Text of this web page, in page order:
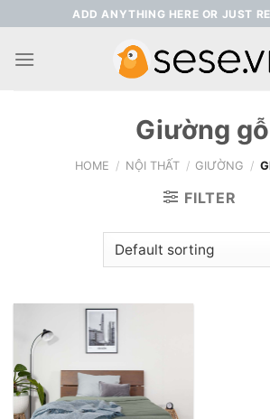
to
content
ADD ANYTHING HERE OR JUST
Giường gỗ
HOME / NỘI THẤT / GIƯỜNG /
FILTER